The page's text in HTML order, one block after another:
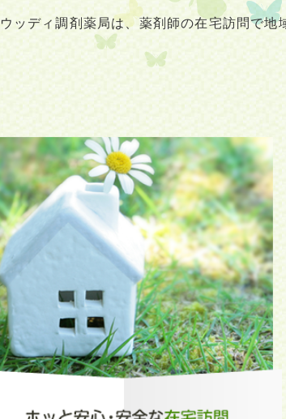
ウッディ調剤薬局は、薬剤師の在宅訪問で地